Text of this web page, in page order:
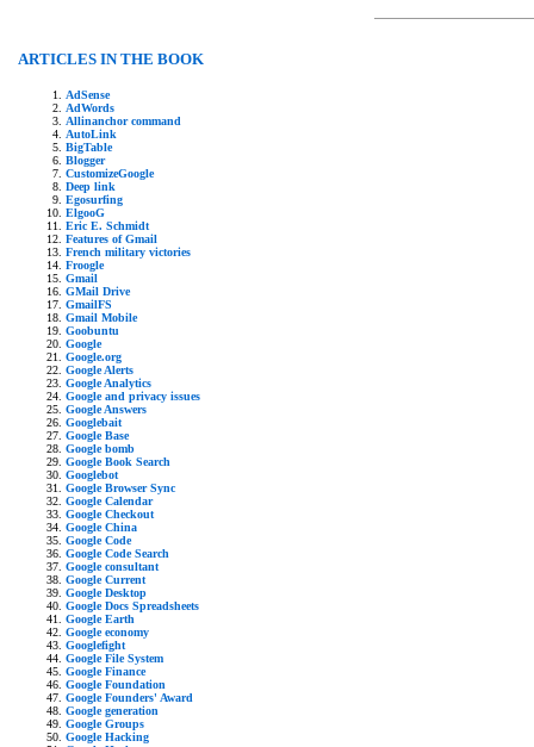
ARTICLES IN THE BOOK
AdSense
AdWords
Allinanchor command
AutoLink
BigTable
Blogger
CustomizeGoogle
Deep link
Egosurfing
ElgooG
Eric E. Schmidt
Features of Gmail
French military victories
Froogle
Gmail
GMail Drive
GmailFS
Gmail Mobile
Goobuntu
Google
Google.org
Google Alerts
Google Analytics
Google and privacy issues
Google Answers
Googlebait
Google Base
Google bomb
Google Book Search
Googlebot
Google Browser Sync
Google Calendar
Google Checkout
Google China
Google Code
Google Code Search
Google consultant
Google Current
Google Desktop
Google Docs Spreadsheets
Google Earth
Google economy
Googlefight
Google File System
Google Finance
Google Foundation
Google Founders' Award
Google generation
Google Groups
Google Hacking